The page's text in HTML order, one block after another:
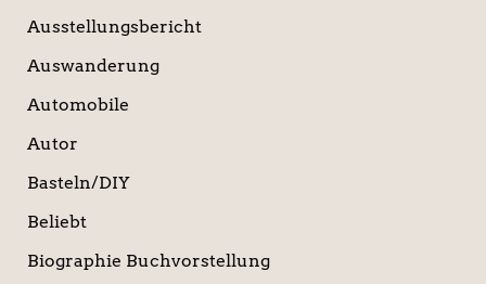
Ausstellungsbericht
Auswanderung
Automobile
Autor
Basteln/DIY
Beliebt
Biographie Buchvorstellung